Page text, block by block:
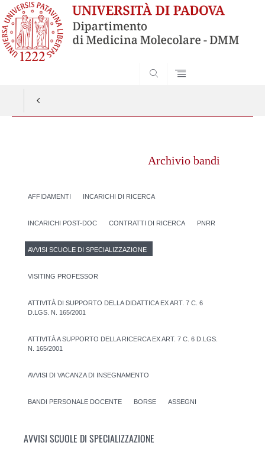
Archivio bandi
AFFIDAMENTI INCARICHI DI RICERCA
INCARICHI POST-DOC CONTRATTI DI RICERCA PNRR
AVVISI SCUOLE DI SPECIALIZZAZIONE
VISITING PROFESSOR
ATTIVITÀ DI SUPPORTO DELLA DIDATTICA EX ART. 7 C. 6
D.LGS. N. 165/2001
ATTIVITÀ A SUPPORTO DELLA RICERCA EX ART. 7 C. 6 D.LGS.
N. 165/2001
AVVISI DI VACANZA DI INSEGNAMENTO
BANDI PERSONALE DOCENTE BORSE ASSEGNI
AVVISI SCUOLE DI SPECIALIZZAZIONE